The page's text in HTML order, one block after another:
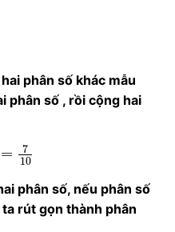
phân số khác mẫu
phân số , rồi cộng hai
=
7
10
10
phân số, nếu phân số
rút gọn thành phân